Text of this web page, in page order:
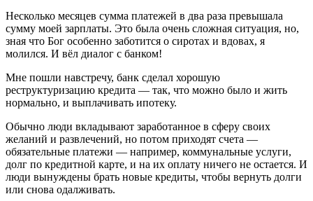
Несколько месяцев сумма платежей в два раза превышала
сумму моей зарплаты. Это была очень сложная ситуация, но,
зная что Бог особенно заботится о сиротах и вдовах, я
молился. И вёл диалог с банком!
Мне пошли навстречу, банк сделал хорошую
реструктуризацию кредита — так, что можно было и жить
нормально, и выплачивать ипотеку.
Обычно люди вкладывают заработанное в сферу своих
желаний и развлечений, но потом приходят счета —
обязательные платежи — например, коммунальные услуги,
долг по кредитной карте, и на их оплату ничего не остается. И
люди вынуждены брать новые кредиты, чтобы вернуть долги
или снова одалживать.